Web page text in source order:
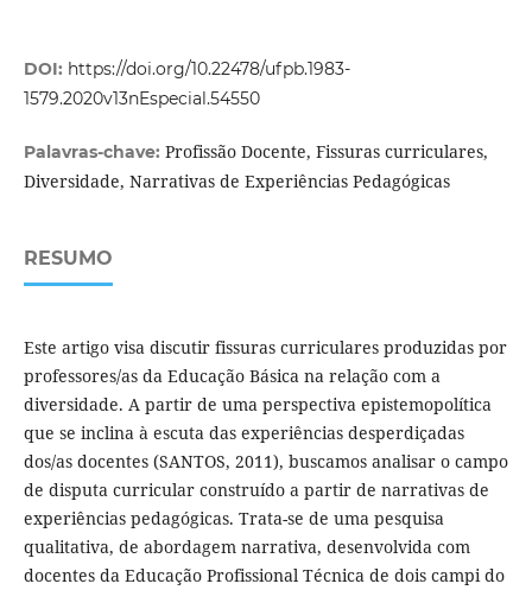
DOI: https://doi.org/10.22478/ufpb.1983-
1579.2020v13nEspecial.54550
Palavras-chave: Profissão Docente, Fissuras curriculares,
Diversidade, Narrativas de Experiências Pedagógicas
RESUMO
Este artigo visa discutir fissuras curriculares produzidas por
professores/as da Educação Básica na relação com a
diversidade. A partir de uma perspectiva epistemopolítica
que se inclina à escuta das experiências desperdiçadas
dos/as docentes (SANTOS, 2011), buscamos analisar o campo
de disputa curricular construído a partir de narrativas de
experiências pedagógicas. Trata-se de uma pesquisa
qualitativa, de abordagem narrativa, desenvolvida com
docentes da Educação Profissional Técnica de dois campi do